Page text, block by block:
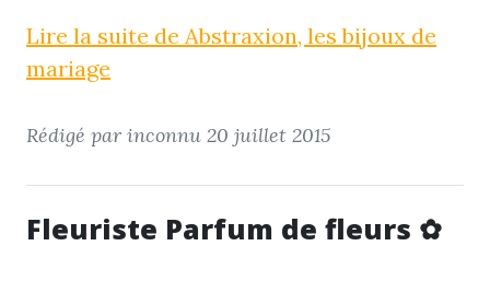
Lire la suite de Abstraxion, les bijoux de
mariage
Rédigé par inconnu 20 juillet 2015
Fleuriste Parfum de fleurs ✿